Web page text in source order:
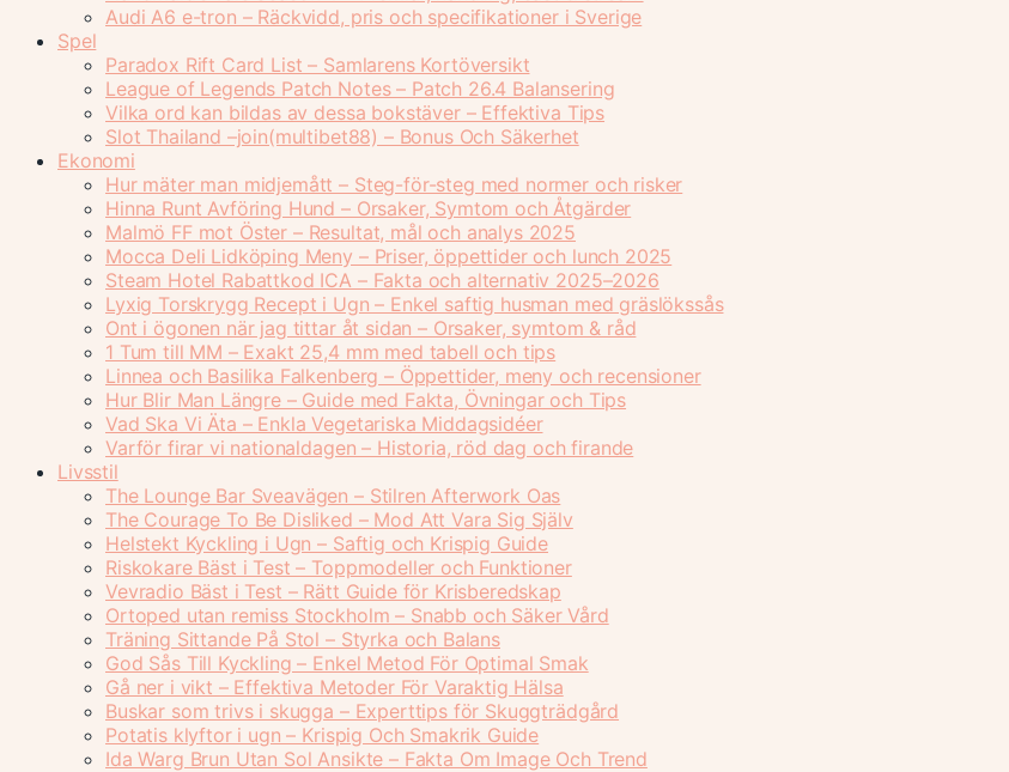
Audi A6 e-tron – Räckvidd, pris och specifikationer i Sverige
Spel
Paradox Rift Card List – Samlarens Kortöversikt
League of Legends Patch Notes – Patch 26.4 Balansering
Vilka ord kan bildas av dessa bokstäver – Effektiva Tips
Slot Thailand –join(multibet88) – Bonus Och Säkerhet
Ekonomi
Hur mäter man midjemått – Steg-för-steg med normer och risker
Hinna Runt Avföring Hund – Orsaker, Symtom och Åtgärder
Malmö FF mot Öster – Resultat, mål och analys 2025
Mocca Deli Lidköping Meny – Priser, öppettider och lunch 2025
Steam Hotel Rabattkod ICA – Fakta och alternativ 2025–2026
Lyxig Torskrygg Recept i Ugn – Enkel saftig husman med gräslökssås
Ont i ögonen när jag tittar åt sidan – Orsaker, symtom & råd
1 Tum till MM – Exakt 25,4 mm med tabell och tips
Linnea och Basilika Falkenberg – Öppettider, meny och recensioner
Hur Blir Man Längre – Guide med Fakta, Övningar och Tips
Vad Ska Vi Äta – Enkla Vegetariska Middagsidéer
Varför firar vi nationaldagen – Historia, röd dag och firande
Livsstil
The Lounge Bar Sveavägen – Stilren Afterwork Oas
The Courage To Be Disliked – Mod Att Vara Sig Själv
Helstekt Kyckling i Ugn – Saftig och Krispig Guide
Riskokare Bäst i Test – Toppmodeller och Funktioner
Vevradio Bäst i Test – Rätt Guide för Krisberedskap
Ortoped utan remiss Stockholm – Snabb och Säker Vård
Träning Sittande På Stol – Styrka och Balans
God Sås Till Kyckling – Enkel Metod För Optimal Smak
Gå ner i vikt – Effektiva Metoder För Varaktig Hälsa
Buskar som trivs i skugga – Experttips för Skuggträdgård
Potatis klyftor i ugn – Krispig Och Smakrik Guide
Ida Warg Brun Utan Sol Ansikte – Fakta Om Image Och Trend